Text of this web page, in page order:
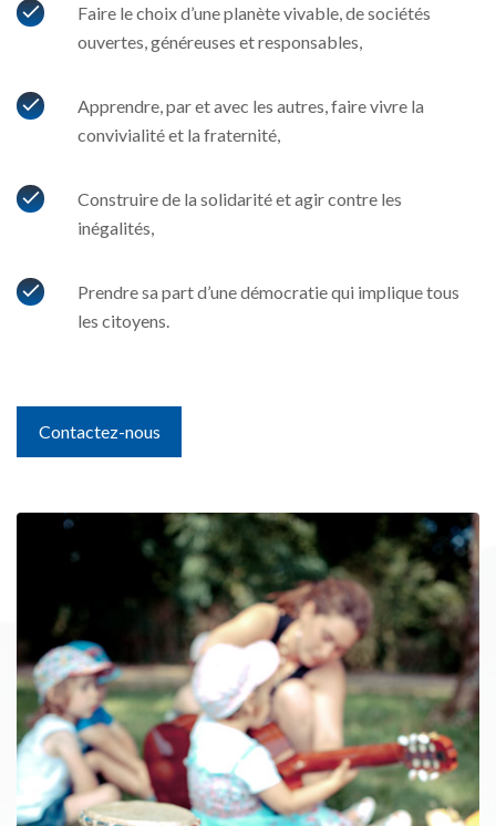
Faire le choix d’une planète vivable, de sociétés
ouvertes, généreuses et responsables,
Apprendre, par et avec les autres, faire vivre la
convivialité et la fraternité,
Construire de la solidarité et agir contre les
inégalités,
Prendre sa part d’une démocratie qui implique tous
les citoyens.
Contactez-nous